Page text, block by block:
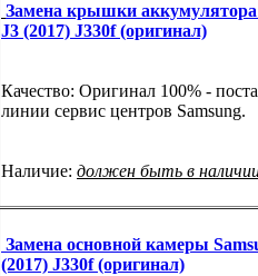
Замена крышки аккумулятора
J3 (2017) J330f (оригинал)
Качество: Оригинал 100% -
линии сервис центров Samsung.
Наличие: должен быть в
Замена основной камеры
(2017) J330f (оригинал)